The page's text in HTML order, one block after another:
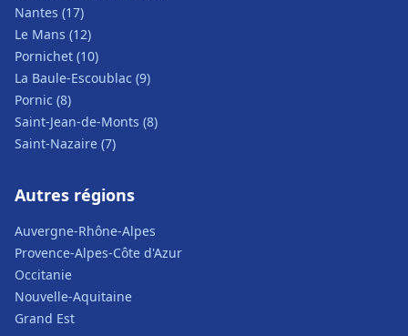
Nantes (17)
Le Mans (12)
Pornichet (10)
La Baule-Escoublac (9)
Pornic (8)
Saint-Jean-de-Monts (8)
Saint-Nazaire (7)
Autres régions
Auvergne-Rhône-Alpes
Provence-Alpes-Côte d'Azur
Occitanie
Nouvelle-Aquitaine
Grand Est